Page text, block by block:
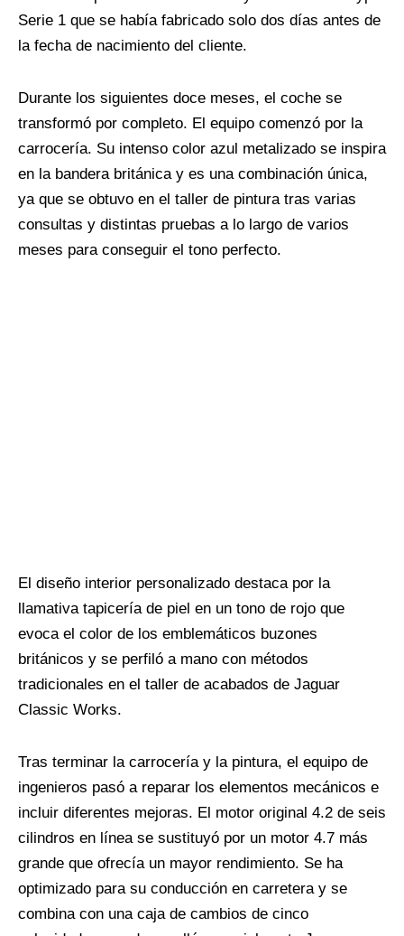
Serie 1 que se había fabricado solo dos días antes de
la fecha de nacimiento del cliente.
Durante los siguientes doce meses, el coche se
transformó por completo. El equipo comenzó por la
carrocería. Su intenso color azul metalizado se inspira
en la bandera británica y es una combinación única,
ya que se obtuvo en el taller de pintura tras varias
consultas y distintas pruebas a lo largo de varios
meses para conseguir el tono perfecto.
El diseño interior personalizado destaca por la
llamativa tapicería de piel en un tono de rojo que
evoca el color de los emblemáticos buzones
británicos y se perfiló a mano con métodos
tradicionales en el taller de acabados de Jaguar
Classic Works.
Tras terminar la carrocería y la pintura, el equipo de
ingenieros pasó a reparar los elementos mecánicos e
incluir diferentes mejoras. El motor original 4.2 de seis
cilindros en línea se sustituyó por un motor 4.7 más
grande que ofrecía un mayor rendimiento. Se ha
optimizado para su conducción en carretera y se
combina con una caja de cambios de cinco